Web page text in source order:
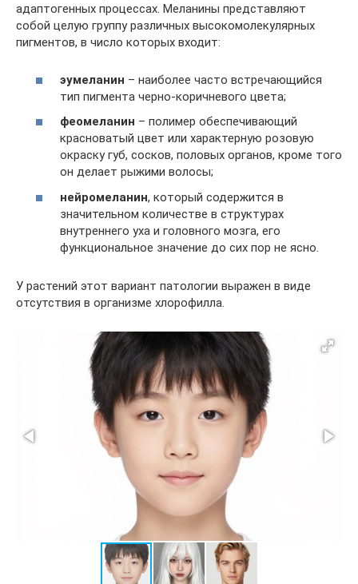
адаптогенных процессах. Меланины представляют
собой целую группу различных высокомолекулярных
пигментов, в число которых входит:
эумеланин – наиболее часто встречающийся
тип пигмента черно-коричневого цвета;
феомеланин – полимер обеспечивающий
красноватый цвет или характерную розовую
окраску губ, сосков, половых органов, кроме того
он делает рыжими волосы;
нейромеланин, который содержится в
значительном количестве в структурах
внутреннего уха и головного мозга, его
функциональное значение до сих пор не ясно.
У растений этот вариант патологии выражен в виде
отсутствия в организме хлорофилла.